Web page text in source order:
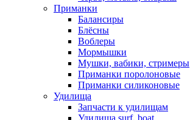
Приманки
Балансиры
Блёсны
Воблеры
Мормышки
Мушки, вабики, стримеры
Приманки поролоновые
Приманки силиконовые
Удилища
Запчасти к удилищам
Удилища surf, boat